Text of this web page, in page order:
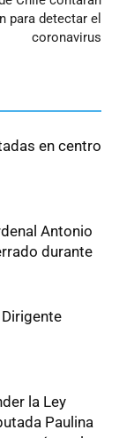
para detectar el
coronavirus
en centro
Antonio
durante
la Ley
Paulina